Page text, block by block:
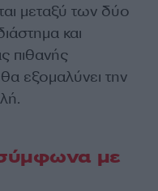
μεταξύ των δύο
και
πιθανής
εξομαλύνει την
με